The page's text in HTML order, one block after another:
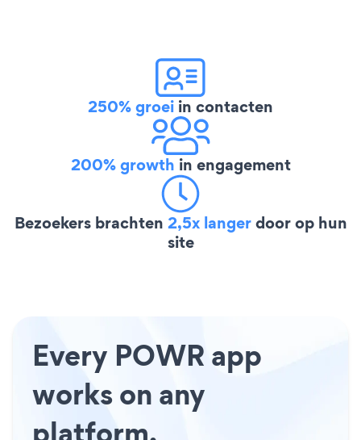
250% groei in contacten
200% growth in engagement
Bezoekers brachten 2,5x langerdoor op hun
site
Every POWR app
works on any